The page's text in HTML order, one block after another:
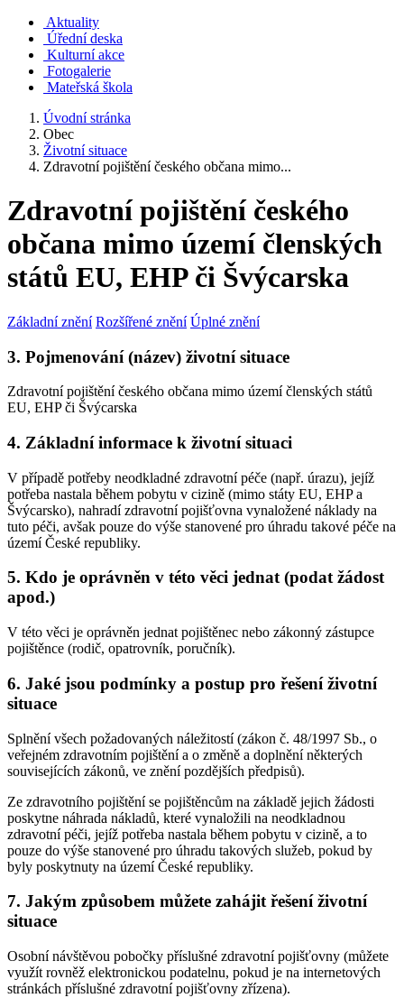
Aktuality
Úřední deska
Kulturní akce
Fotogalerie
Mateřská škola
Úvodní stránka
Obec
Životní situace
Zdravotní pojištění českého občana mimo...
Zdravotní pojištění českého
občana mimo území členských
států EU, EHP či Švýcarska
Základní znění Rozšířené znění Úplné znění
3. Pojmenování (název) životní situace
Zdravotní pojištění českého občana mimo území členských států
EU, EHP či Švýcarska
4. Základní informace k životní situaci
V případě potřeby neodkladné zdravotní péče (např. úrazu), jejíž
potřeba nastala během pobytu v cizině (mimo státy EU, EHP a
Švýcarsko), nahradí zdravotní pojišťovna vynaložené náklady na
tuto péči, avšak pouze do výše stanovené pro úhradu takové péče na
území České republiky.
5. Kdo je oprávněn v této věci jednat (podat žádost
apod.)
V této věci je oprávněn jednat pojištěnec nebo zákonný zástupce
pojištěnce (rodič, opatrovník, poručník).
6. Jaké jsou podmínky a postup pro řešení životní
situace
Splnění všech požadovaných náležitostí (zákon č. 48/1997 Sb., o
veřejném zdravotním pojištění a o změně a doplnění některých
souvisejících zákonů, ve znění pozdějších předpisů).
Ze zdravotního pojištění se pojištěncům na základě jejich žádosti
poskytne náhrada nákladů, které vynaložili na neodkladnou
zdravotní péči, jejíž potřeba nastala během pobytu v cizině, a to
pouze do výše stanovené pro úhradu takových služeb, pokud by
byly poskytnuty na území České republiky.
7. Jakým způsobem můžete zahájit řešení životní
situace
Osobní návštěvou pobočky příslušné zdravotní pojišťovny (můžete
využít rovněž elektronickou podatelnu, pokud je na internetových
stránkách příslušné zdravotní pojišťovny zřízena).